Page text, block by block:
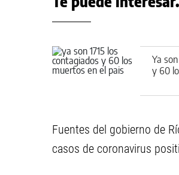
Ya
y 60
Fuentes del gobierno de
casos de coronavirus